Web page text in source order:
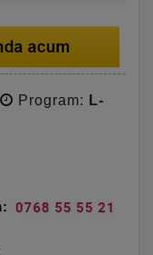
Program: L-